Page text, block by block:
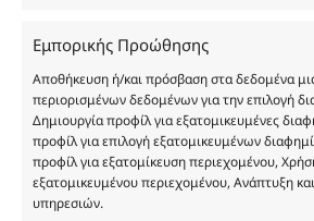
Εμπορικής Προώθησης
Αποθήκευση ή/και πρόσβαση στα δεδομένα
περιορισμένων δεδομένων για την επιλογή
Δημιουργία προφίλ για εξατομικευμένες
προφίλ για επιλογή εξατομικευμένων
προφίλ για εξατομίκευση περιεχομένου,
εξατομικευμένου περιεχομένου, Ανάπτυξη
υπηρεσιών.
Με επιφύλαξη κάθε νόμιμου
Eau de parfum
Αγίου Κωνσταντίνου 76